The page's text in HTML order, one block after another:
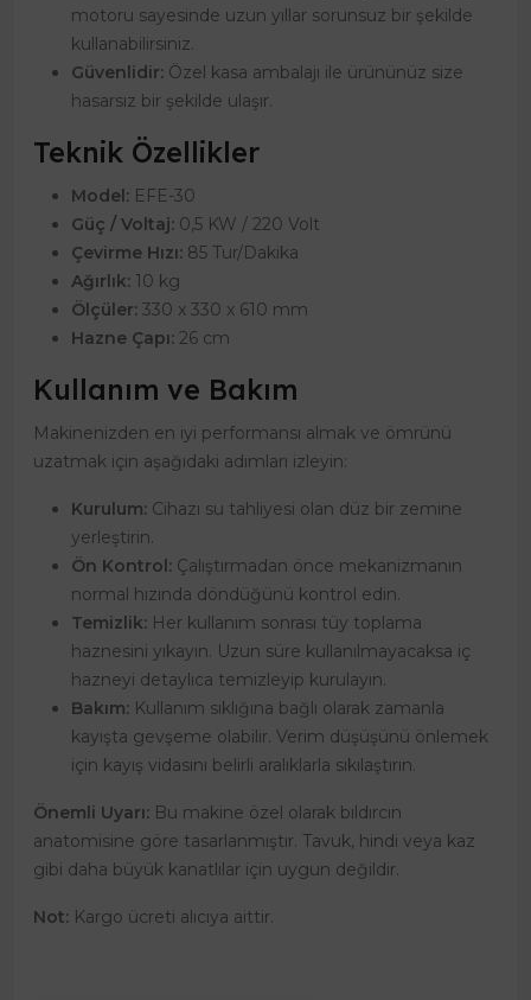
motoru sayesinde uzun yıllar sorunsuz bir şekilde
kullanabilirsiniz.
Güvenlidir: Özel kasa ambalajı ile ürününüz size
hasarsız bir şekilde ulaşır.
Teknik Özellikler
Model: EFE-30
Güç / Voltaj: 0,5 KW / 220 Volt
Çevirme Hızı: 85 Tur/Dakika
Ağırlık: 10 kg
Ölçüler: 330 x 330 x 610 mm
Hazne Çapı: 26 cm
Kullanım ve Bakım
Makinenizden en iyi performansı almak ve ömrünü
uzatmak için aşağıdaki adımları izleyin:
Kurulum: Cihazı su tahliyesi olan düz bir zemine
yerleştirin.
Ön Kontrol: Çalıştırmadan önce mekanizmanın
normal hızında döndüğünü kontrol edin.
Temizlik: Her kullanım sonrası tüy toplama
haznesini yıkayın. Uzun süre kullanılmayacaksa iç
hazneyi detaylıca temizleyip kurulayın.
Bakım: Kullanım sıklığına bağlı olarak zamanla
kayışta gevşeme olabilir. Verim düşüşünü önlemek
için kayış vidasını belirli aralıklarla sıkılaştırın.
Önemli Uyarı: Bu makine özel olarak bıldırcın
anatomisine göre tasarlanmıştır. Tavuk, hindi veya kaz
gibi daha büyük kanatlılar için uygun değildir.
Not: Kargo ücreti alıcıya aittir.